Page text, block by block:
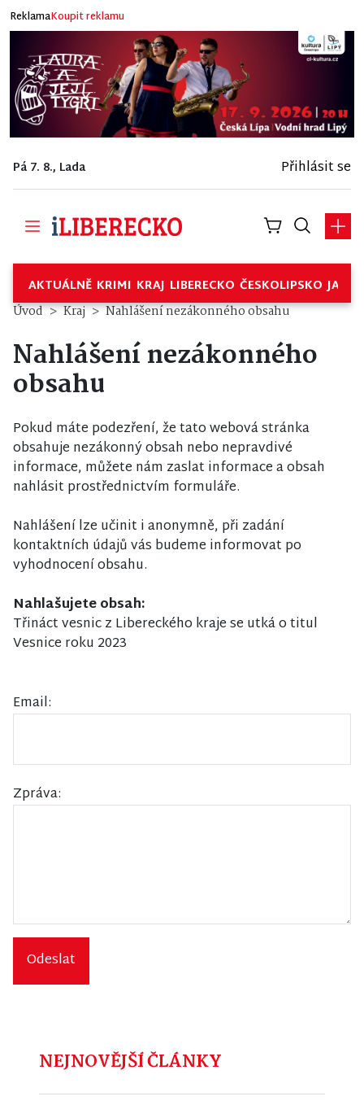
ReklamaKoupit reklamu
Pá 7. 8., Lada Přihlásit se
AKTUÁLNĚ KRIMI KRAJ LIBERECKO ČESKOLIPSKO
Úvod Kraj Nahlášení nezákonného obsahu
Nahlášení nezákonného
obsahu
Pokud máte podezření, že tato webová stránka
obsahuje nezákonný obsah nebo nepravdivé
informace, můžete nám zaslat informace a obsah
nahlásit prostřednictvím formuláře.
Nahlášení lze učinit i anonymně, při zadání
kontaktních údajů vás budeme informovat po
vyhodnocení obsahu.
Nahlašujete obsah:
Třináct vesnic z Libereckého kraje se utká o titul
Vesnice roku 2023
Email:
Zpráva:
Odeslat
NEJNOVĚJŠÍ ČLÁNKY